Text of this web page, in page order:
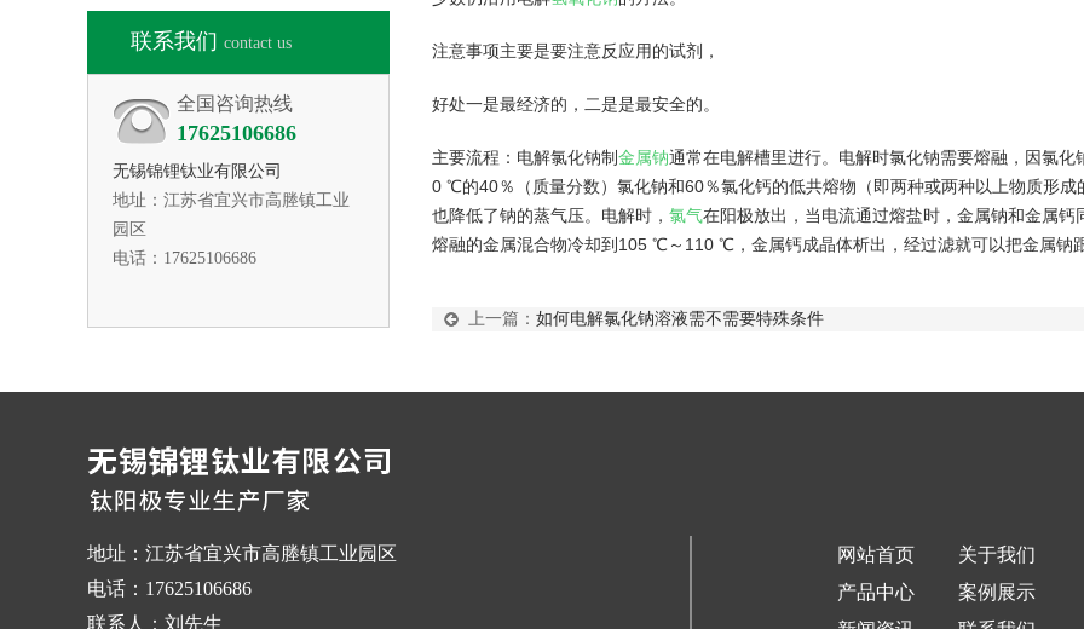
联系我们 contact us
全国咨询热线
17625106686
无锡锦锂钛业有限公司
地址： 江苏省宜兴市高塍镇工业
园区
电话 ： 17625106686
注意事项主要是要注意反应用的试剂，
好处一是最经济的，二是是最安全的。
主要流程：电解氯化钠制金属钠通常在电解槽里进行。电解时氯化钠需要熔融，因氯
0 ℃的40％（质量分数）氯化钠和60％氯化钙的低共熔物（即两种或两种以上物质形
也降低了钠的蒸气压。电解时， 氯气在阳极放出，当电流通过熔盐时，金属钠和金属
熔融的金属混合物冷却到105 ℃～110 ℃，金属钙成晶体析出，经过滤就可以把金属钠
上一篇： 如何电解氯化钠溶液需不需要特殊条件
地址：江苏省宜兴市高塍镇工业园区
电话：17625106686
联系人：刘先生
网站首页
关于我们
产品中心
案例展示